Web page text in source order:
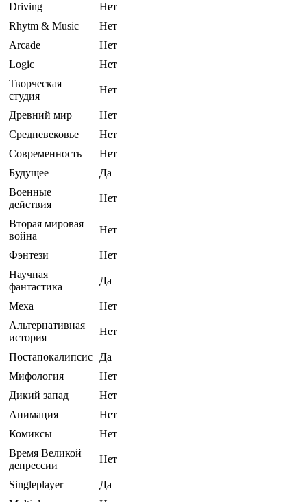
Driving
Нет
Rhytm & Music
Нет
Arcade
Нет
Logic
Нет
Творческая
студия
Нет
Древний мир
Нет
Средневековье
Нет
Современность
Нет
Будущее
Да
Военные
действия
Нет
Вторая мировая
война
Нет
Фэнтези
Нет
Научная
фантастика
Да
Меха
Нет
Альтернативная
история
Нет
Постапокалипсис Да
Мифология
Нет
Дикий запад
Нет
Анимация
Нет
Комиксы
Нет
Время Великой
депрессии
Нет
Singleplayer
Да